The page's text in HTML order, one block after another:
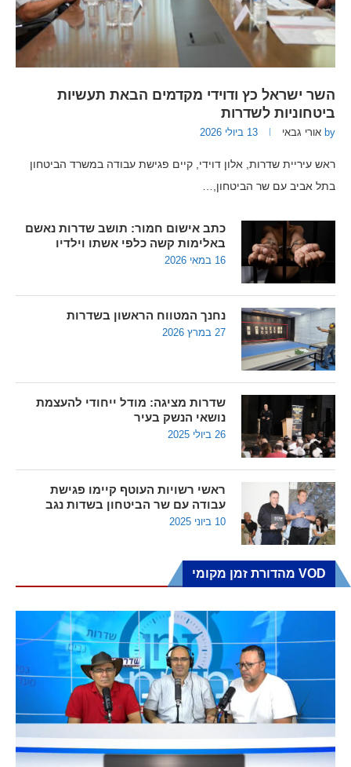
השר ישראל כץ ודוידי מקדמים הבאת תעשיות
ביטחוניות לשדרות
by אורי גבאי 13 ביולי 2026
ראש עיריית שדרות, אלון דוידי, קיים פגישת עבודה במשרד הביטחון
בתל אביב עם שר הביטחון,…
כתב אישום חמור: תושב שדרות נאשם
באלימות קשה כלפי אשתו וילדיו
16 במאי 2026
נחנך המטווח הראשון בשדרות
27 במרץ 2026
שדרות מציגה: מודל ייחודי להעצמת
נושאי הנשק בעיר
26 ביולי 2025
ראשי רשויות העוטף קיימו פגישת
עבודה עם שר הביטחון בשדות נגב
10 ביוני 2025
VOD מהדורת זמן מקומי